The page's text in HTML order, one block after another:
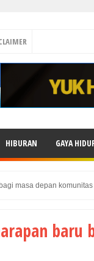
HIBURAN GAYA
masa depan komunitas
baru